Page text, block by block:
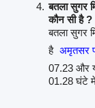
बतला सुगर
कौन सी है ?
बतला सुगर
है अमृतसर
07.23 और
01.28 घंटे